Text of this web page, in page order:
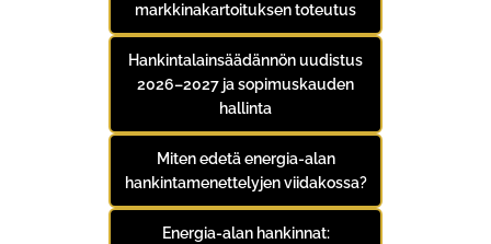
markkinakartoituksen toteutus
Hankintalainsäädännön uudistus
2026–2027 ja sopimuskauden
hallinta
Miten edetä energia-alan
hankintamenettelyjen viidakossa?
Energia-alan hankinnat: